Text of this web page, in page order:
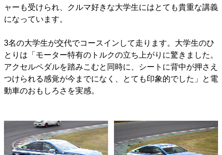
ャーも受けられ、クルマ好きな大学生にはとても貴重な講義
になっています。
3名の大学生が交代でコースインして走ります。大学生のひ
とりは「モーター特有のトルクの立ち上がりに驚きました。
アクセルペダルを踏みこむと同時に、シートに背中が押さえ
つけられる感覚が今までになく、とても印象的でした」と電
動車のおもしろさを実感。